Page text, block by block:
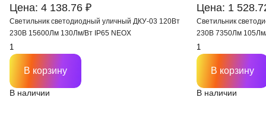
Цена: 4 138.76 ₽
Светильник светодиодный уличный ДКУ-03 120Вт
230В 15600Лм 130Лм/Вт IP65 NEOX
В наличии
В корзину
Цена: 1
Светильник
230В 7350Лм
В наличии
В корзину